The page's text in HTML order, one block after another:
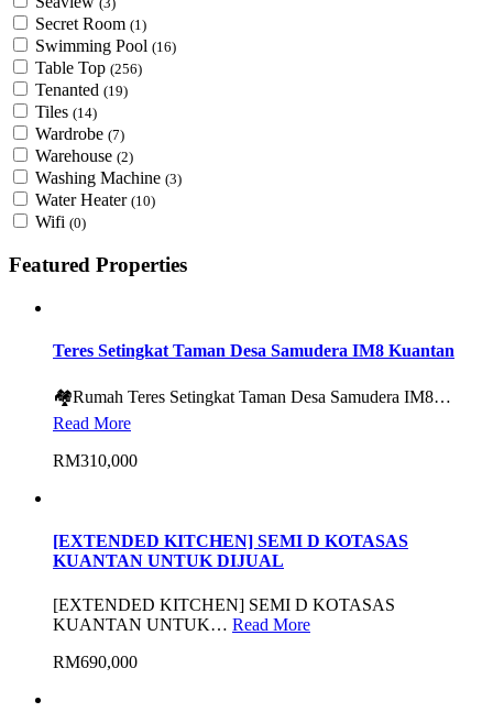
Secret Room (1)
Swimming Pool (16)
Table Top (256)
Tenanted (19)
Tiles (14)
Wardrobe (7)
Warehouse (2)
Washing Machine (3)
Water Heater (10)
Wifi (0)
Featured Properties
Teres Setingkat Taman Desa Samudera IM8 Kuantan
🏘️Rumah Teres Setingkat Taman Desa Samudera IM8…
Read More
RM310,000
[EXTENDED KITCHEN] SEMI D KOTASAS
KUANTAN UNTUK DIJUAL
[EXTENDED KITCHEN] SEMI D KOTASAS
KUANTAN UNTUK… Read More
RM690,000